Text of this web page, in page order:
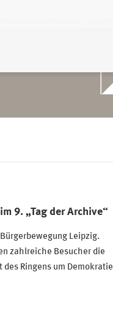
9. „Tag der Archive“
Leipzig.
zahlreiche Besucher die
Ringens um Demokratie